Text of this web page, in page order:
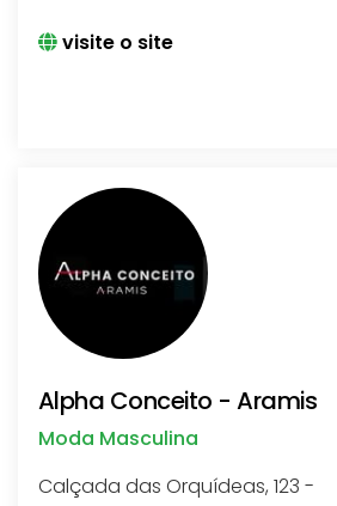
visite o site
Alpha Conceito - Aramis
Moda Masculina
Calçada das Orquídeas, 123 -